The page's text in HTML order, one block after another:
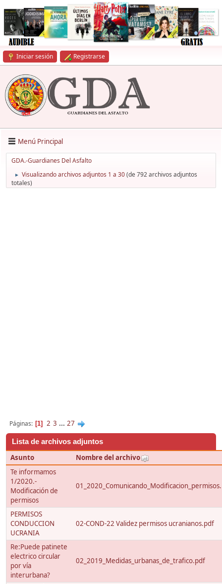
Iniciar sesión Registrarse
Menú Principal
GDA.-Guardianes Del Asfalto
► Visualizando archivos adjuntos 1 a 30(de 792 archivos adjuntos
totales)
Páginas 1 2 3 ... 27
Lista de archivos adjuntos
Asunto
Nombre del archivo
Te informamos
1/2020.-
Modificación de
permisos
PERMISOS
CONDUCCION
UCRANIA
02-COND-22 Validez permisos ucranianos.pdf
Re:Puede patinete
electrico circular
por vía
interurbana?
02_2019_Medidas_urbanas_de_trafico.pdf